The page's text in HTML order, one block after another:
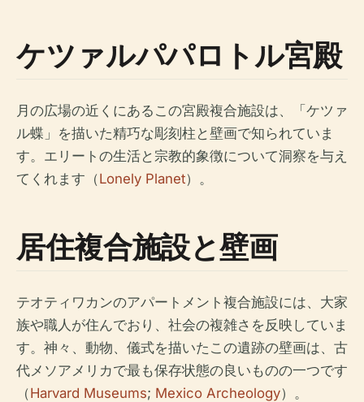
ケツァルパパロトル宮殿
月の広場の近くにあるこの宮殿複合施設は、「ケツァ
ル蝶」を描いた精巧な彫刻柱と壁画で知られていま
す。エリートの生活と宗教的象徴について洞察を与え
てくれます（Lonely Planet）。
居住複合施設と壁画
テオティワカンのアパートメント複合施設には、大家
族や職人が住んでおり、社会の複雑さを反映していま
す。神々、動物、儀式を描いたこの遺跡の壁画は、古
代メソアメリカで最も保存状態の良いものの一つです
（Harvard Museums; Mexico Archeology）。